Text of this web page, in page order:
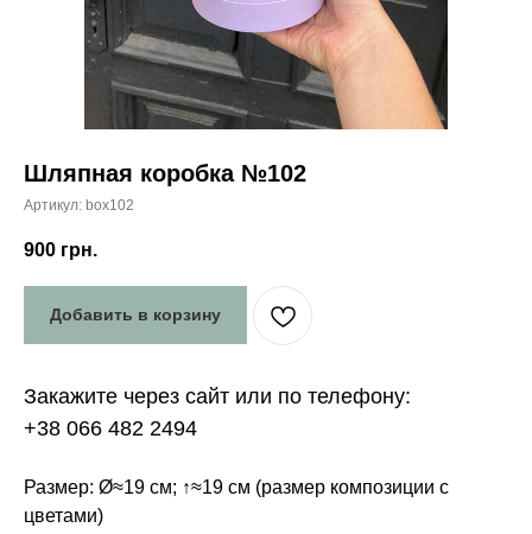
Шляпная коробка №102
Артикул: box102
900 грн.
Добавить в корзину
Закажите через сайт или по телефону:
+38 066 482 2494
Размер: Ø≈19 см; ↑≈19 см (размер композиции с
цветами)